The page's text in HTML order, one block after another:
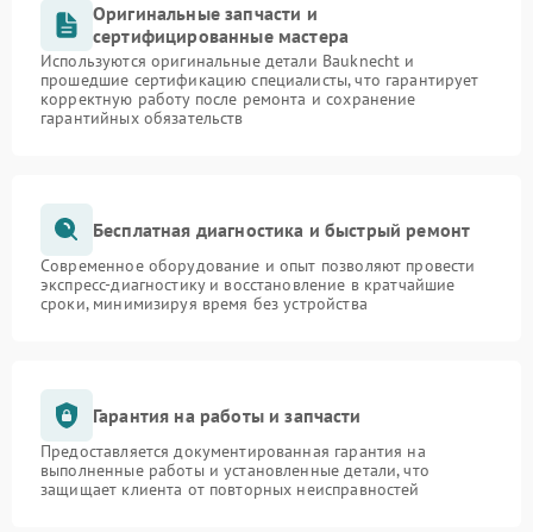
Оригинальные запчасти и
сертифицированные мастера
Используются оригинальные детали Bauknecht и
прошедшие сертификацию специалисты, что гарантирует
корректную работу после ремонта и сохранение
гарантийных обязательств
Бесплатная диагностика и быстрый ремонт
Современное оборудование и опыт позволяют провести
экспресс-диагностику и восстановление в кратчайшие
сроки, минимизируя время без устройства
Гарантия на работы и запчасти
Предоставляется документированная гарантия на
выполненные работы и установленные детали, что
защищает клиента от повторных неисправностей